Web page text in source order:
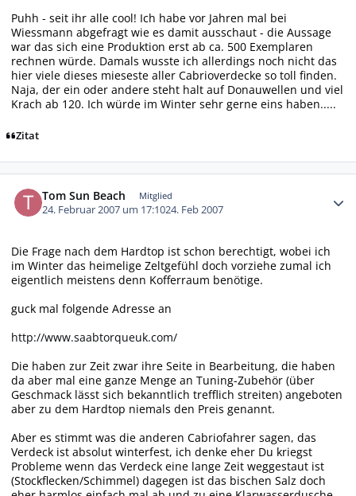
Puhh - seit ihr alle cool! Ich habe vor Jahren mal bei
Wiessmann abgefragt wie es damit ausschaut - die Aussage
war das sich eine Produktion erst ab ca. 500 Exemplaren
rechnen würde. Damals wusste ich allerdings noch nicht das
hier viele dieses mieseste aller Cabrioverdecke so toll finden.
Naja, der ein oder andere steht halt auf Donauwellen und viel
Krach ab 120. Ich würde im Winter sehr gerne eins haben.....
Zitat
Tom Sun Beach Mitglied
24. Februar 2007 um 17:1024. Feb 2007
Die Frage nach dem Hardtop ist schon berechtigt, wobei ich
im Winter das heimelige Zeltgefühl doch vorziehe zumal ich
eigentlich meistens denn Kofferraum benötige.
guck mal folgende Adresse an
http://www.saabtorqueuk.com/
Die haben zur Zeit zwar ihre Seite in Bearbeitung, die haben
da aber mal eine ganze Menge an Tuning-Zubehör (über
Geschmack lässt sich bekanntlich trefflich streiten) angeboten
aber zu dem Hardtop niemals den Preis genannt.
Aber es stimmt was die anderen Cabriofahrer sagen, das
Verdeck ist absolut winterfest, ich denke eher Du kriegst
Probleme wenn das Verdeck eine lange Zeit weggestaut ist
(Stockflecken/Schimmel) dagegen ist das bischen Salz doch